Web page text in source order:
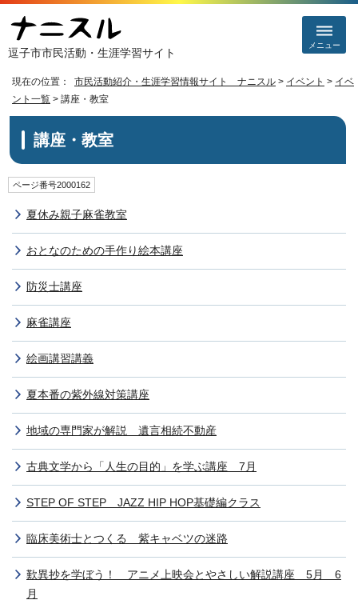
逗子市市民活動・生涯学習サイト
メニュー
現在の位置： 市民活動紹介・生涯学習情報サイト ナニスル > イベント > イベ
ント一覧 > 講座・教室
講座・教室
ページ番号2000162
夏休み親子麻雀教室
おとなのための手作り絵本講座
防災士講座
麻雀講座
絵画講習講義
夏本番の紫外線対策講座
地域の専門家が解説 遺言相続不動産
古典文学から「人生の目的」を学ぶ講座 7月
STEP OF STEP JAZZ HIP HOP基礎編クラス
臨床美術士とつくる 紫キャベツの迷路
歎異抄を学ぼう！ アニメ上映会とやさしい解説講座 5月 6
月